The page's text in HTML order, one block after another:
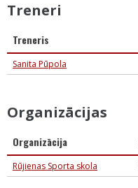
Treneri
Treneris
Sanita Pūpola
Organizācijas
Organizācija
Rūjienas Sporta skola